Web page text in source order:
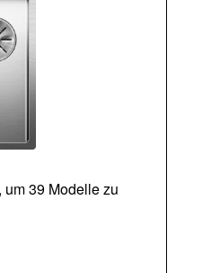
39 Modelle zu